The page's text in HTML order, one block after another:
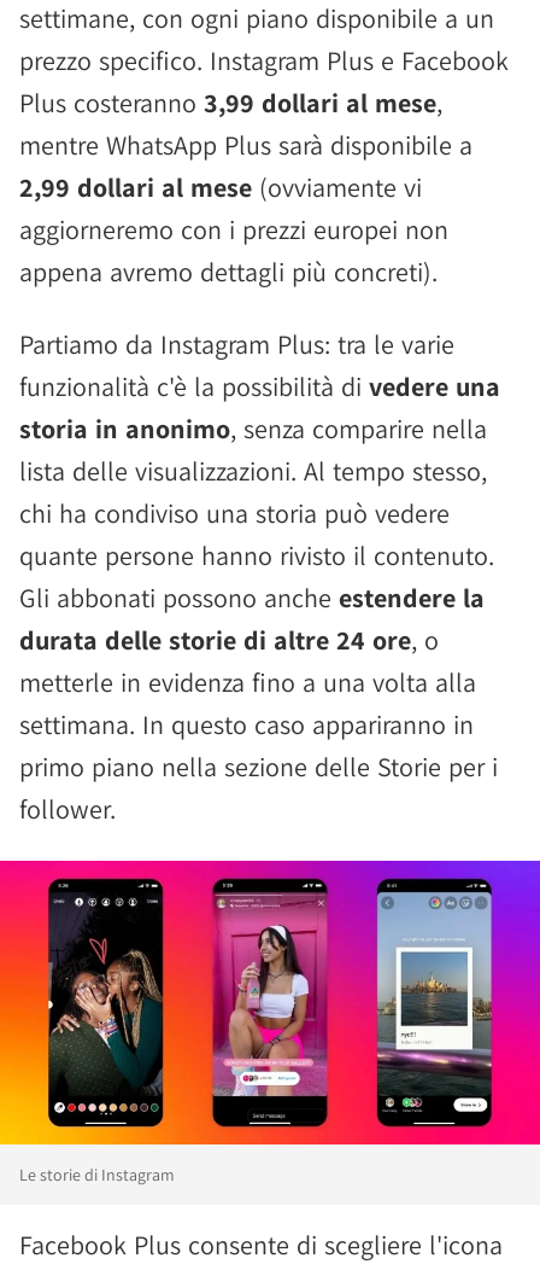
settimane, con ogni piano disponibile a un
prezzo specifico. Instagram Plus e Facebook
Plus costeranno 3,99 dollari al mese,
mentre WhatsApp Plus sarà disponibile a
2,99 dollari al mese (ovviamente vi
aggiorneremo con i prezzi europei non
appena avremo dettagli più concreti).
Partiamo da Instagram Plus: tra le varie
funzionalità c'è la possibilità di vedere una
storia in anonimo, senza comparire nella
lista delle visualizzazioni. Al tempo stesso,
chi ha condiviso una storia può vedere
quante persone hanno rivisto il contenuto.
Gli abbonati possono anche estendere la
durata delle storie di altre 24 ore, o
metterle in evidenza fino a una volta alla
settimana. In questo caso appariranno in
primo piano nella sezione delle Storie per i
follower.
Le storie di Instagram
Facebook Plus consente di scegliere l'icona